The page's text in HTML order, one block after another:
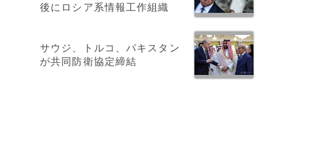
後にロシア系情報工作組織
サウジ、トルコ、パキスタン
が共同防衛協定締結